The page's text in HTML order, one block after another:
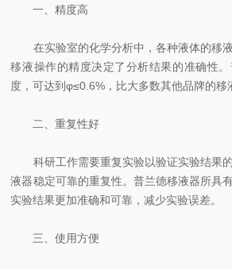
一、精度高
在实验室的化学分析中，各种液体的移
移液操作的精度决定了分析结果的准确性
度，可达到φ≤0.6%，比大多数其他品牌的移
二、重复性好
科研工作需要重复实验以验证实验结果
液器稳定可靠的重复性。普兰德移液器所具
实验结果更加准确和可靠，减少实验误差。
三、使用方便